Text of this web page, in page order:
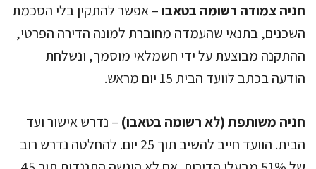
חניה צמודה רשומה בטאבו– אפשר להתקין בלי הסכמת
השכנים, בתנאי שהעמדה מחוברת למונה הדירה הפרטי,
ההתקנה מבוצעת על ידי חשמלאי מוסמך, ונשלחת
הודעה בכתב לוועד הבית 15 יום מראש.
חניה משותפת (לא רשומה בטאבו) – נדרש אישור ועד
הבית. הוועד חייב להשיב תוך 25 יום. להחלטה נדרש רוב